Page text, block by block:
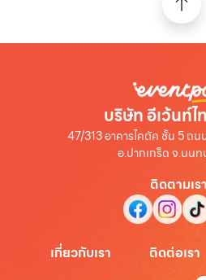
บริษัท อีเว้นท์ไ
47/313 อาคารไคตัค ชั้น 5 ถ
อ.ปากเกร็ด จ.นนท
ติดตามเรา
เกี่ยวกับเรา ติดต่อเรา